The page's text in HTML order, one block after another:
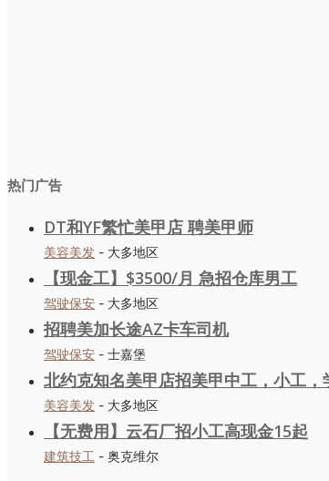
热门广告
DT和YF繁忙美甲店 聘美甲师
美容美发 - 大多地区
【现金工】$3500/月 急招仓库男工
驾驶保安 - 大多地区
招聘美加长途AZ卡车司机
驾驶保安 - 士嘉堡
北约克知名美甲店招美甲中工，小工，
美容美发 - 大多地区
【无费用】云石厂招小工高现金15起
建筑技工 - 奥克维尔